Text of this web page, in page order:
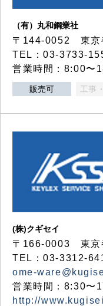
（有）丸和鋼業社
〒144-0052 東京
TEL：03-3733-
営業時間：8:00〜
販売可 工事
(株)クギセイ
〒166-0003 東京
TEL：03-3312-
ome-
営業時間：8:30〜
http://